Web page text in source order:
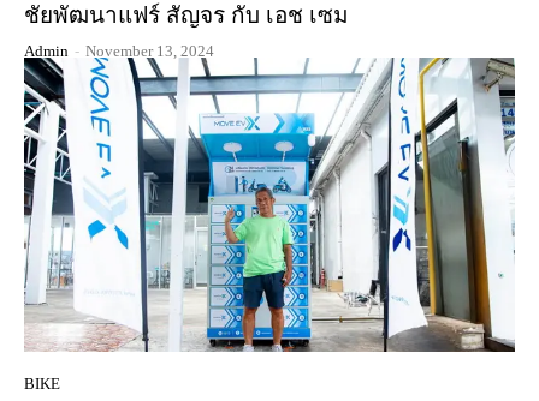
ชัยพัฒนาแฟร์ สัญจร กับ เอช เซม
Admin - November 13, 2024
BIKE